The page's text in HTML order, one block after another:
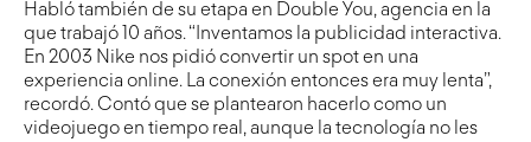
Habló también de su etapa en Double You, agencia en la
que trabajó 10 años. “Inventamos la publicidad interactiva.
En 2003 Nike nos pidió convertir un spot en una
experiencia online. La conexión entonces era muy lenta”,
recordó. Contó que se plantearon hacerlo como un
videojuego en tiempo real, aunque la tecnología no les